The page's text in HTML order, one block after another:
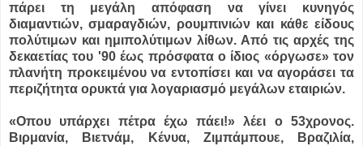
πάρει τη μεγάλη απόφαση να γίνει κυνηγός
διαμαντιών, σμαραγδιών, ρουμπινιών και κάθε είδους
πολύτιμων και ημιπολύτιμων λίθων. Από τις αρχές της
δεκαετίας του '90 έως πρόσφατα ο ίδιος «όργωσε» τον
πλανήτη προκειμένου να εντοπίσει και να αγοράσει τα
περιζήτητα ορυκτά για λογαριασμό μεγάλων εταιριών.
«Οπου υπάρχει πέτρα έχω πάει!» λέει ο 53χρονος.
Βιρμανία, Βιετνάμ, Κένυα, Zιμπάμπουε, Βραζιλία,